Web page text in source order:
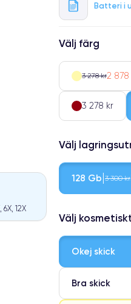
12X
Batteri i
Välj färg
3 278 kr2 878
3 278 kr
Välj
128 Gb 3 300 kr
Välj
Okej skick
Bra skick